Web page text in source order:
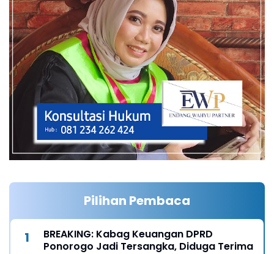
Pilihan Pembaca
BREAKING: Kabag Keuangan DPRD
Ponorogo Jadi Tersangka, Diduga Terima